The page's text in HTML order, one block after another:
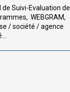
Suivi-Evaluation de
WEBGRAM,
/ société / agence